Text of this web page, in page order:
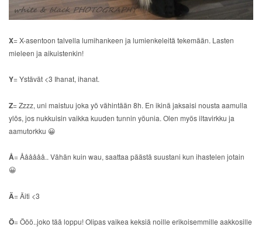
X= X-asentoon talvella lumihankeen ja lumienkeleitä tekemään. Lasten
mieleen ja aikuistenkin!
Y= Ystävät <3 Ihanat, ihanat.
Z= Zzzz, uni maistuu joka yö vähintään 8h. En ikinä jaksaisi nousta aamulla
ylös, jos nukkuisin vaikka kuuden tunnin yöunia. Olen myös iltavirkku ja
aamutorkku 😀
Å= Åååååå.. Vähän kuin wau, saattaa päästä suustani kun ihastelen jotain
😀
Ä= Äiti <3
Ö= Ööö..joko tää loppu! Olipas vaikea keksiä noille erikoisemmille aakkosille